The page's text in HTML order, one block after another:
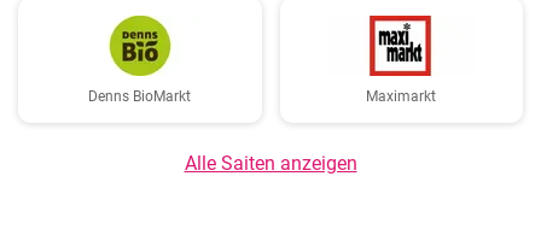
Denns BioMarkt Maximarkt
Alle Saiten anzeigen